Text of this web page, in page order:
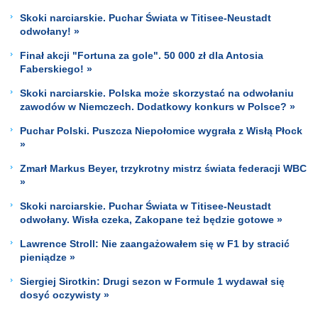
Skoki narciarskie. Puchar Świata w Titisee-Neustadt
odwołany! »
Finał akcji "Fortuna za gole". 50 000 zł dla Antosia
Faberskiego! »
Skoki narciarskie. Polska może skorzystać na odwołaniu
zawodów w Niemczech. Dodatkowy konkurs w Polsce? »
Puchar Polski. Puszcza Niepołomice wygrała z Wisłą Płock
»
Zmarł Markus Beyer, trzykrotny mistrz świata federacji WBC
»
Skoki narciarskie. Puchar Świata w Titisee-Neustadt
odwołany. Wisła czeka, Zakopane też będzie gotowe »
Lawrence Stroll: Nie zaangażowałem się w F1 by stracić
pieniądze »
Siergiej Sirotkin: Drugi sezon w Formule 1 wydawał się
dosyć oczywisty »